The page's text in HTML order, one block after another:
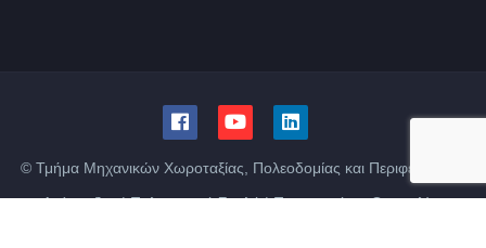
© Τμήμα Μηχανικών Χωροταξίας, Πολεοδομίας και Περιφερειακής
Ανάπτυξης | Πολυτεχνική Σχολή | Πανεπιστήμιο Θεσσαλίας